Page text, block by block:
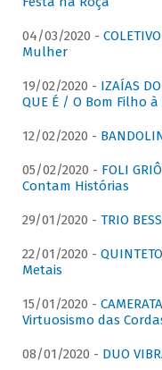
04/03/2020 -
Mulher
19/02/2020 - IZAÍAS
QUE É / O Bom Filho
12/02/2020 -
05/02/2020 - FOLI
Contam Histórias
29/01/2020 - TRIO
22/01/2020 -
Metais
15/01/2020 -
Virtuosismo das
08/01/2020 - DUO